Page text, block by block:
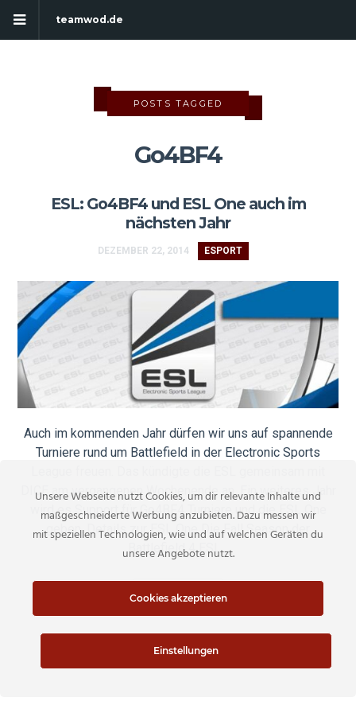
teamwod.de
POSTS TAGGED
Go4BF4
ESL: Go4BF4 und ESL One auch im
nächsten Jahr
DEZEMBER 22, 2014 ESPORT
Auch im kommenden Jahr dürfen wir uns auf spannende
Turniere rund um Battlefield in der Electronic Sports
DICE am vergangenen Wochenende an. Ein weiteres Jahr
wird es Support für Go4BF4 Turniere und die ESL One
geben. Details zur ESL One Die Fall Season der
Battlefield 4 ESL…
READ MORE
Unsere Webseite nutzt Cookies, um dir relevante Inhalte und
maßgeschneiderte Werbung anzubieten. Dazu messen wir
mit speziellen Technologien, wie und auf welchen Geräten du
unsere Angebote nutzt.
Cookies akzeptieren
Einstellungen